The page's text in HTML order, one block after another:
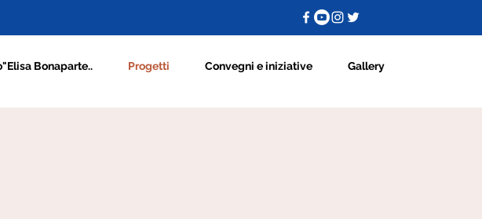
Bonaparte.. Progetti Convegni e iniziative Gallery